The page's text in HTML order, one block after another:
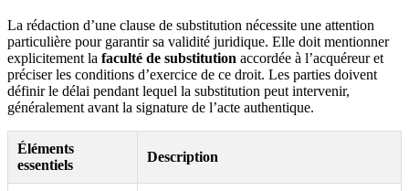
La rédaction d’une clause de substitution nécessite une attention
particulière pour garantir sa validité juridique. Elle doit mentionner
explicitement la faculté de substitution accordée à l’acquéreur et
préciser les conditions d’exercice de ce droit. Les parties doivent
définir le délai pendant lequel la substitution peut intervenir,
généralement avant la signature de l’acte authentique.
Éléments
essentiels
Description